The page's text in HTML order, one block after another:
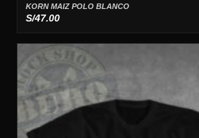
KORN MAIZ POLO BLANCO
S/47.00